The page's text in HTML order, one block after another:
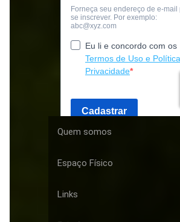
Quem somos
Espaço Físico
Links